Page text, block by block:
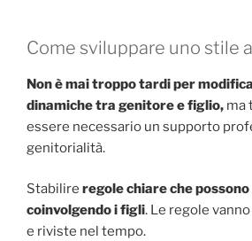
Come sviluppare uno stile
Non è mai troppo tardi per
dinamiche tra genitore e figlio, ma
essere necessario un supporto
genitorialità.
Stabilire regole chiare che
coinvolgendo i figli. Le regole
e riviste nel tempo.